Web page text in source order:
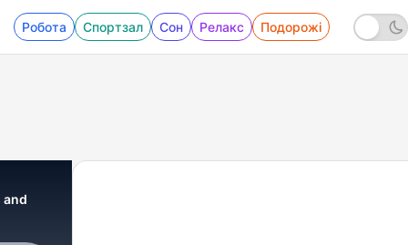
Робота Спортзал Сон Релакс Подорожі
and